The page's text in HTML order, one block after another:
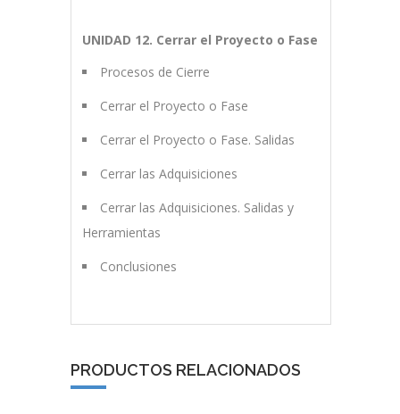
UNIDAD 12. Cerrar el Proyecto o Fase
Procesos de Cierre
Cerrar el Proyecto o Fase
Cerrar el Proyecto o Fase. Salidas
Cerrar las Adquisiciones
Cerrar las Adquisiciones. Salidas y
Herramientas
Conclusiones
PRODUCTOS RELACIONADOS